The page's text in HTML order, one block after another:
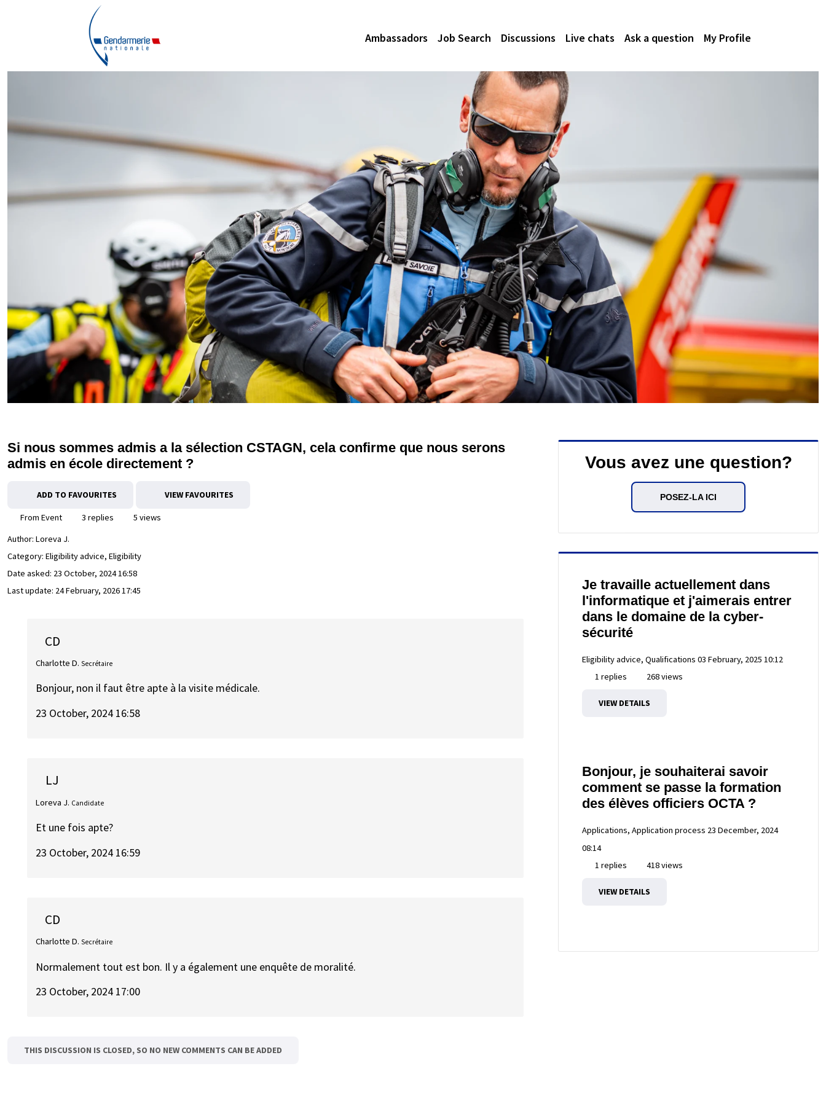
Ambassadors Job Search Discussions Live chats Ask a question My Profile
Si nous sommes admis a la sélection CSTAGN, cela confirme que nous serons
admis en école directement ?
ADD TO FAVOURITES VIEW FAVOURITES
From Event 3 replies
5 views
Author: Loreva J.
Category: Eligibility advice, Eligibility
Date asked: 23 October, 2024 16:58
Last update: 24 February, 2026 17:45
CD
Charlotte D. Secrétaire
Bonjour, non il faut être apte à la visite médicale.
23 October, 2024 16:58
LJ
Loreva J. Candidate
Et une fois apte?
23 October, 2024 16:59
CD
Charlotte D. Secrétaire
Normalement tout est bon. Il y a également une enquête de moralité.
23 October, 2024 17:00
THIS DISCUSSION IS CLOSED, SO NO NEW COMMENTS CAN BE ADDED
Vous avez une question?
POSEZ-LA ICI
Je travaille actuellement dans
l'informatique et j'aimerais entrer
dans le domaine de la cyber-
sécurité
Eligibility advice, Qualifications 03 February, 2025 10:12
1 replies
268 views
VIEW DETAILS
Bonjour, je souhaiterai savoir
comment se passe la formation
des élèves officiers OCTA ?
Applications, Application process 23 December, 2024
08:14
1 replies
418 views
VIEW DETAILS